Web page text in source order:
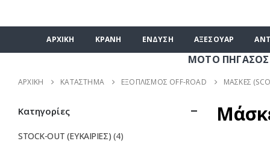
ΑΡΧΙΚΗ ΚΡΑΝΗ ΕΝΔΥΣΗ ΑΞΕΣΟΥΑΡ
ΜΟΤΟ ΠΗΓΑΣΟΣ |
ΑΡΧΙΚΉ ΚΑΤΆΣΤΗΜΑ ΕΞΟΠΛΙΣΜΟΣ OFF-ROAD ΜΑΣΚΕΣ
Κατηγορίες
STOCK-OUT (ΕΥΚΑΙΡΙΕΣ) (4)